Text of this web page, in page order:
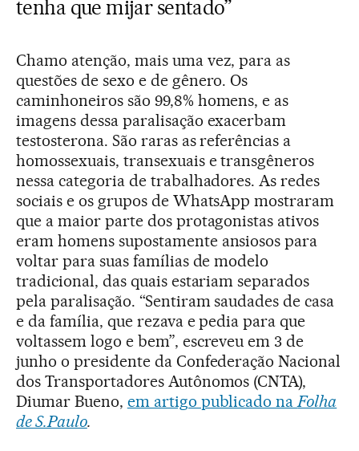
tenha que mijar sentado”
Chamo atenção, mais uma vez, para as
questões de sexo e de gênero. Os
caminhoneiros são 99,8% homens, e as
imagens dessa paralisação exacerbam
testosterona. São raras as referências a
homossexuais, transexuais e transgêneros
nessa categoria de trabalhadores. As redes
sociais e os grupos de WhatsApp mostraram
que a maior parte dos protagonistas ativos
eram homens supostamente ansiosos para
voltar para suas famílias de modelo
tradicional, das quais estariam separados
pela paralisação. “Sentiram saudades de casa
e da família, que rezava e pedia para que
voltassem logo e bem”, escreveu em 3 de
junho o presidente da Confederação Nacional
dos Transportadores Autônomos (CNTA),
Diumar Bueno, em artigo publicado naFolha
de S.Paulo.